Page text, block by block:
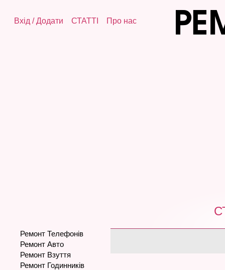
Вхід /Додати СТАТТІ Про нас
Ремонт Телефонів
Ремонт Авто
Ремонт Взуття
Ремонт Годинників